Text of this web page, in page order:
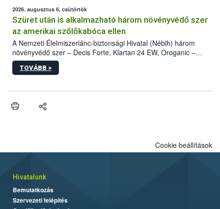
az intenzív felderítést, emellett az intézkedéseket a szlovák
hatósággal is összehangolják a terjedés megállítása érdekében.
2026. augusztus 6, csütörtök
Szüret után is alkalmazható három növényvédő szer
az amerikai szőlőkabóca ellen
A Nemzeti Élelmiszerlánc-biztonsági Hivatal (Nébih) három
növényvédő szer – Decis Forte, Klartan 24 EW, Oroganic –
engedélyokiratát módosította, így azok a szüretet követően,
egészen a vesszőérettség (BBCH 91) stádiumáig
érésű szőlőkben is legyen lehetőség a károsító elleni további
felhasználók számára is elérhető és ökológiai termesztésben is
TOVÁBB >
Cookie beállítások
Hivatalunk
Bemutatkozás
Szervezeti felépítés